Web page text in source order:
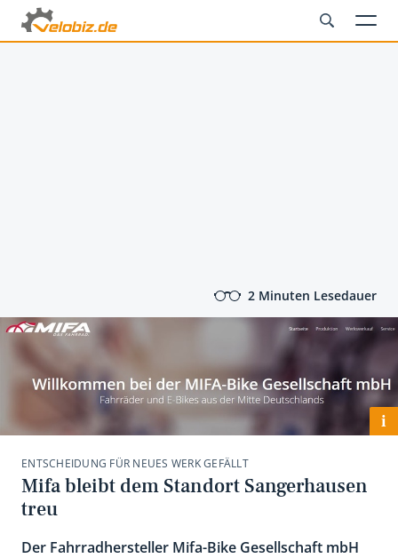
2 Minuten Lesedauer
i
ENTSCHEIDUNG FÜR NEUES WERK GEFÄLLT
Mifa bleibt dem Standort Sangerhausen
treu
Der Fahrradhersteller Mifa-Bike Gesellschaft mbH